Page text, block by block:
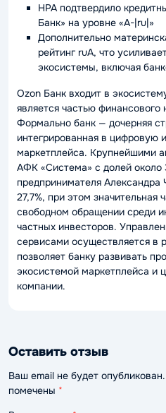
НРА подтвердило
Банк» на уровне «A-|ru|»
Дополнительно
рейтинг ruA, что
экосистемы, включая
Ozon Банк входит в
является частью
Формально банк — дочерняя
интегрированная в цифровую
маркетплейса. Крупнейшими
АФК «Система» с долей около
предпринимателя Александра
27,7%, при этом значительная
свободном обращении среди
частных инвесторов.
сервисами осуществляется в
позволяет банку развивать
экосистемой маркетплейса и
компании.
Оставить отзыв
Ваш email не будет
помечены *